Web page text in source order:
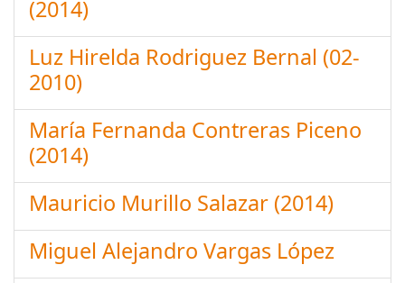
(2014)
Luz Hirelda Rodriguez Bernal (02-
2010)
María Fernanda Contreras Piceno
(2014)
Mauricio Murillo Salazar (2014)
Miguel Alejandro Vargas López